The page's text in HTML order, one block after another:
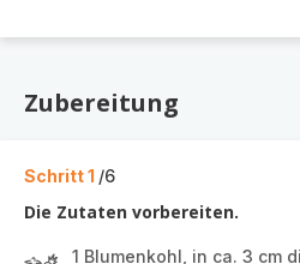
Zubereitung
Schritt 1 /6
Die Zutaten vorbereiten.
1 Blumenkohl, in ca. 3 cm